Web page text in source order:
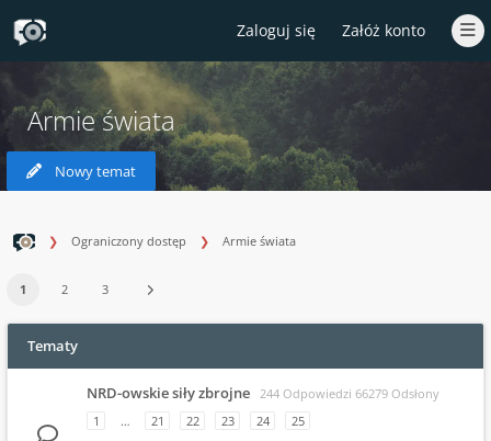
Zaloguj się Załóż konto
Armie świata
Nowy temat
Ograniczony dostęp Armie świata
1 2 3
Tematy
NRD-owskie siły zbrojne 244 Odpowiedzi 66279 Odsłony
1
… 21 22 23 24 25